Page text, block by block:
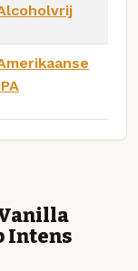
Intens